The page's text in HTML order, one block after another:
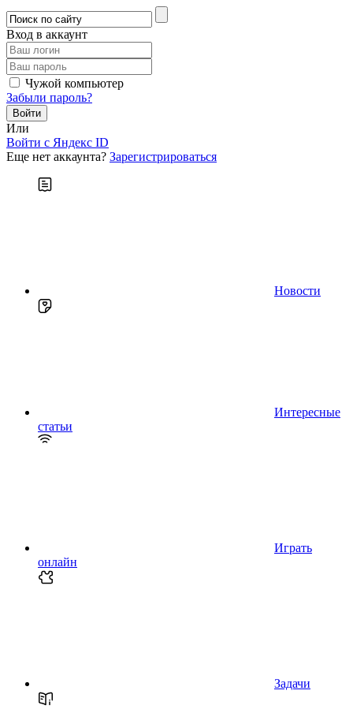
Вход в аккаунт
Чужой компьютер
Забыли пароль?
Или
Войти c Яндекс ID
Еще нет аккаунта? Зарегистрироваться
Новости
Интересные
статьи
Играть
онлайн
Задачи